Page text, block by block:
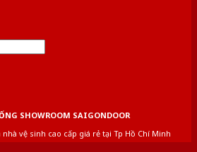
SHOWROOM SAIGONDOOR
nhà vệ sinh cao cấp giá rẻ tại Tp Hồ Chí Minh